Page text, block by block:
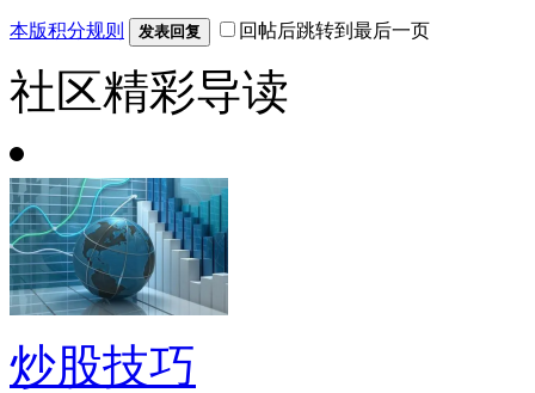
本版积分规则 发表回复 回帖后跳转到最后一页
社区精彩导读
炒股技巧